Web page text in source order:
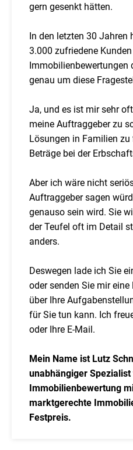
gern gesenkt hätten.
In den letzten 30 Jahren
3.000 zufriedene
Immobilienbewertungen
genau um diese
Ja, und es ist mir sehr
meine Auftraggeber zu
Lösungen in Familien
Beträge bei der
Aber ich wäre nicht
Auftraggeber sagen
genauso sein wird. Sie
der Teufel oft im Detail
anders.
Deswegen lade ich Sie
oder senden Sie mir eine
über Ihre
für Sie tun kann. Ich
oder Ihre E-Mail.
Mein Name ist Lutz
unabhängiger
Immobilienbewertung
marktgerechte
Festpreis.